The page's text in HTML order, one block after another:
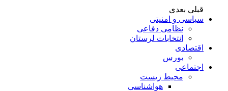
قبلی بعدی
سیاسی و امنیتی
نظامی دفاعی
انتخابات لرستان
اقتصادی
بورس
اجتماعی
محیط زیست
هواشناسی